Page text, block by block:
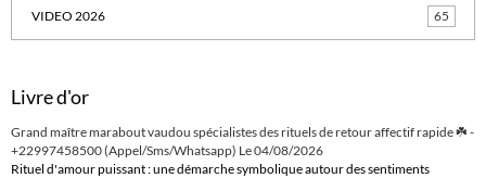
VIDEO 2026 65
Livre d'or
Grand maître marabout vaudou spécialistes des rituels de retour affectif rapide ☘️ -
+22997458500 (Appel/Sms/Whatsapp) Le 04/08/2026
Rituel d'amour puissant : une démarche symbolique autour des sentiments